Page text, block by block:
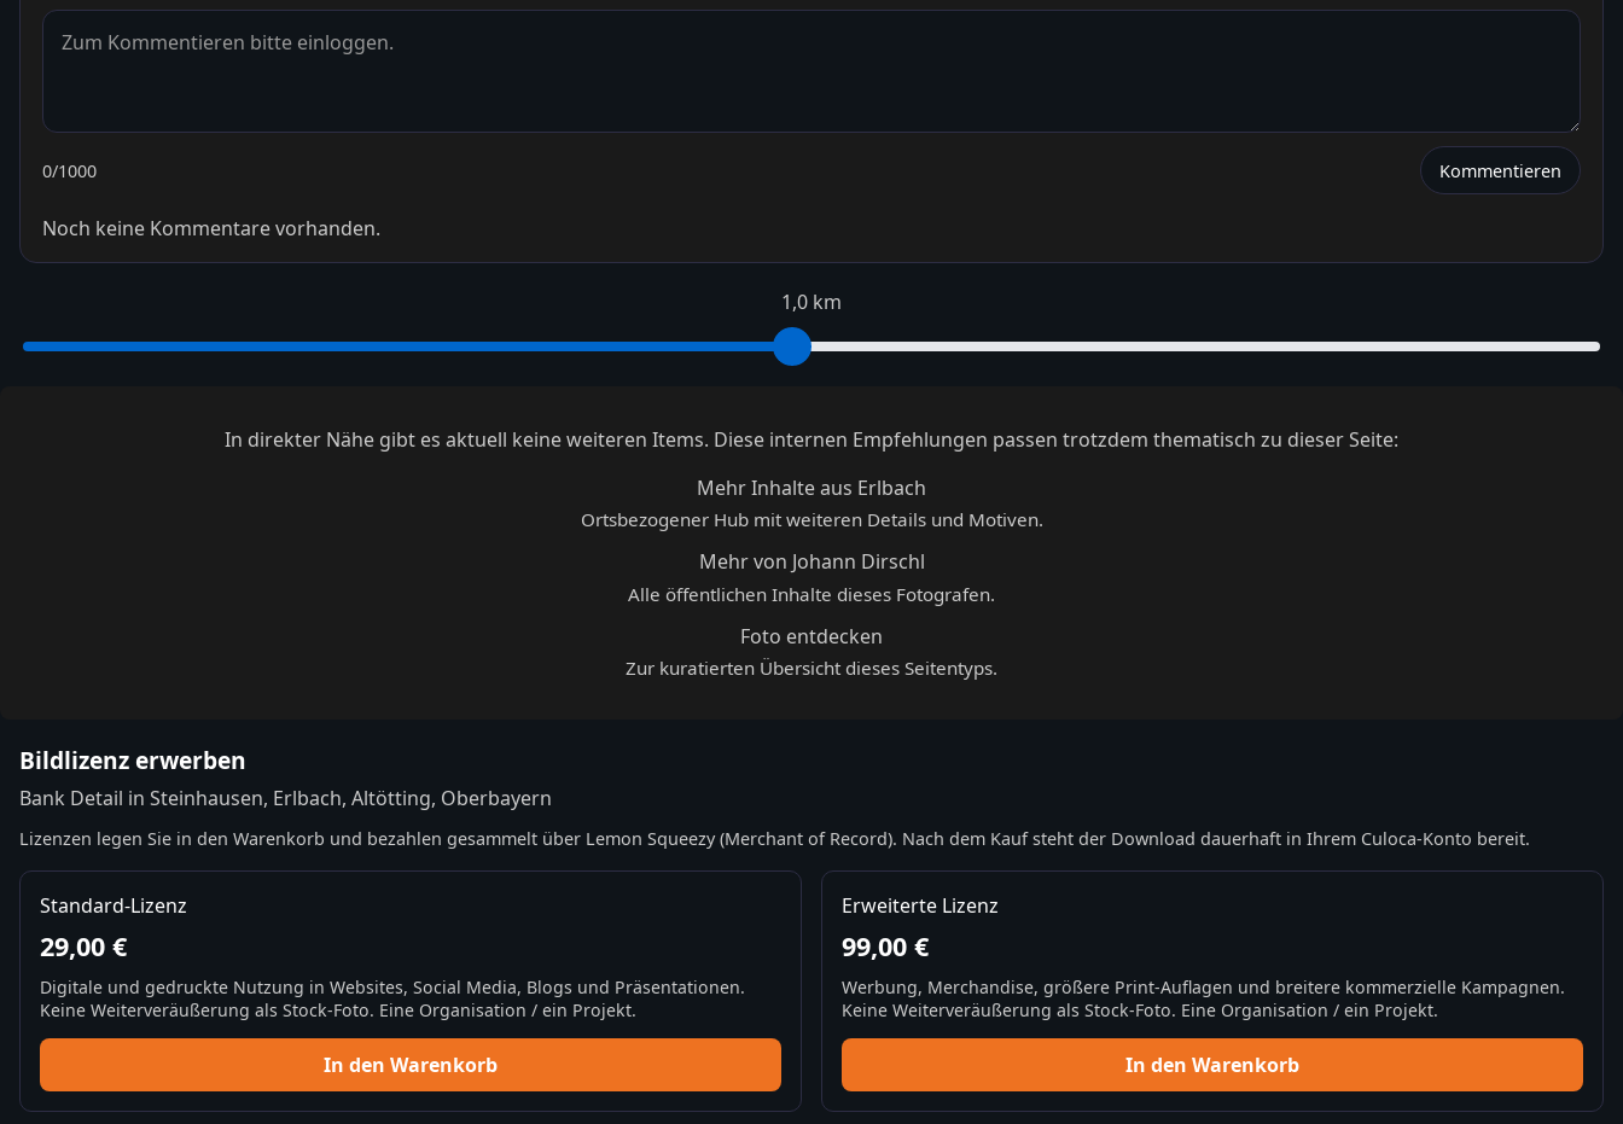
0/1000 Kommentieren
Noch keine Kommentare vorhanden.
1,0 km
In direkter Nähe gibt es aktuell keine weiteren Items. Diese internen Empfehlungen passen trotzdem thematisch zu dieser Seite:
Mehr Inhalte aus Erlbach
Ortsbezogener Hub mit weiteren Details und Motiven.
Mehr von Johann Dirschl
Alle öffentlichen Inhalte dieses Fotografen.
Foto entdecken
Zur kuratierten Übersicht dieses Seitentyps.
Bildlizenz erwerben
Bank Detail in Steinhausen, Erlbach, Altötting, Oberbayern
Lizenzen legen Sie in den Warenkorb und bezahlen gesammelt über Lemon Squeezy (Merchant of Record). Nach dem Kauf steht der Download dauerhaft in Ihrem Culoca-Konto bereit.
Standard-Lizenz
29,00 €
Digitale und gedruckte Nutzung in Websites, Social Media, Blogs und Präsentationen.
Keine Weiterveräußerung als Stock-Foto. Eine Organisation / ein Projekt.
In den Warenkorb
Erweiterte Lizenz
99,00 €
Werbung, Merchandise, größere Print-Auflagen und breitere kommerzielle Kampagnen.
Keine Weiterveräußerung als Stock-Foto. Eine Organisation / ein Projekt.
In den Warenkorb